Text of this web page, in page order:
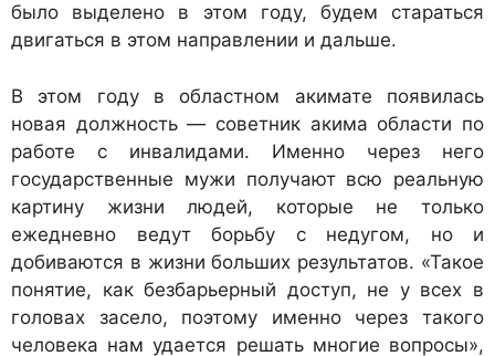
было выделено в этом году, будем стараться
двигаться в этом направлении и дальше.
В этом году в областном акимате появилась
новая должность — советник акима области по
работе с инвалидами. Именно через него
государственные мужи получают всю реальную
картину жизни людей, которые не только
ежедневно ведут борьбу с недугом, но и
добиваются в жизни больших результатов. «Такое
понятие, как безбарьерный доступ, не у всех в
головах засело, поэтому именно через такого
человека нам удается решать многие вопросы»,